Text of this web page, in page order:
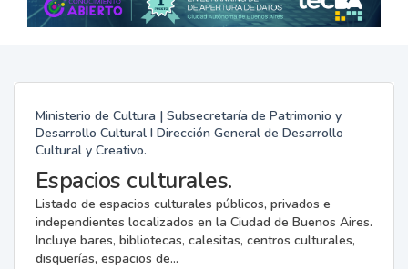
Ministerio de Cultura | Subsecretaría de Patrimonio y
Desarrollo Cultural I Dirección General de Desarrollo
Cultural y Creativo.
Espacios culturales.
Listado de espacios culturales públicos, privados e
independientes localizados en la Ciudad de Buenos Aires.
Incluye bares, bibliotecas, calesitas, centros culturales,
disquerías, espacios de...